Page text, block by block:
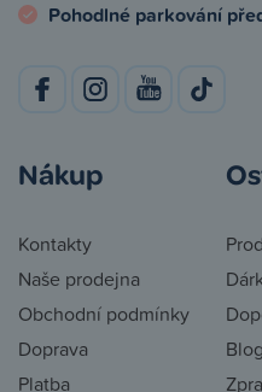
Pohodlné parkování
Nákup
Kontakty
Naše prodejna
Obchodní podmínky
Doprava
Platba